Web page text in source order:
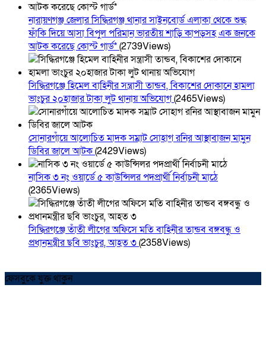
নারায়ণগঞ্জ জেলার সিদ্ধিরগঞ্জ থানার সাইনবোর্ড এলাকা থেকে শুল্ক
ফাঁকি দিয়ে আসা বিপুল পরিমান ভারতীয় শাড়ি কাপড়সহ এক জনকে
আটক করেছে কোস্ট গার্ড*(2739Views)
সিদ্ধিরগঞ্জে হিমেল বাহিনীর সন্ত্রাসী তান্ডব, বিকাশের দোকানে হামলা
ভাংচুর ২০হাজার টাকা লুট থানায় অভিযোগ(2465Views)
সোনারগাঁয়ে আলোচিত মাদক সম্রাট সোহাগ রনির আস্থাবাজন মামুন
ডিবির জালে আটক(2429Views)
নাসিক ৩ নং ওয়ার্ডে ৫ কাউন্সিলর পদপ্রার্থী নির্বাচনী মাঠে
(2365Views)
সিদ্ধিরগঞ্জে তাঁতী লীগের অফিসে মতি বাহিনীর তান্ডব বঙ্গবন্ধু ও
প্রধানমন্ত্রীর ছবি ভাংচুর, আহত ৩(2358Views)
ফেসবুকে যুক্ত থাকুন